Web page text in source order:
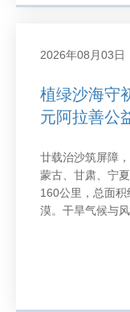
2026年08月03日
植绿沙海守
元阿拉善公
廿载治沙筑屏障
蒙古、甘肃、宁
160公里，总面
漠。干旱气候与